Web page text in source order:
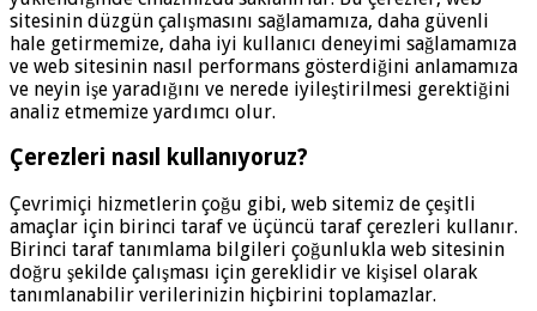
sitesinin düzgün çalışmasını sağlamamıza, daha güvenli
hale getirmemize, daha iyi kullanıcı deneyimi sağlamamıza
ve web sitesinin nasıl performans gösterdiğini anlamamıza
ve neyin işe yaradığını ve nerede iyileştirilmesi gerektiğini
analiz etmemize yardımcı olur.
Çerezleri nasıl kullanıyoruz?
Çevrimiçi hizmetlerin çoğu gibi, web sitemiz de çeşitli
amaçlar için birinci taraf ve üçüncü taraf çerezleri kullanır.
Birinci taraf tanımlama bilgileri çoğunlukla web sitesinin
doğru şekilde çalışması için gereklidir ve kişisel olarak
tanımlanabilir verilerinizin hiçbirini toplamazlar.